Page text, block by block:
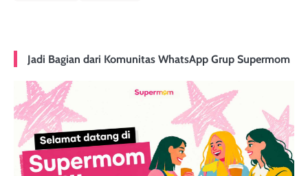
Jadi Bagian dari Komunitas WhatsApp Grup Supermom